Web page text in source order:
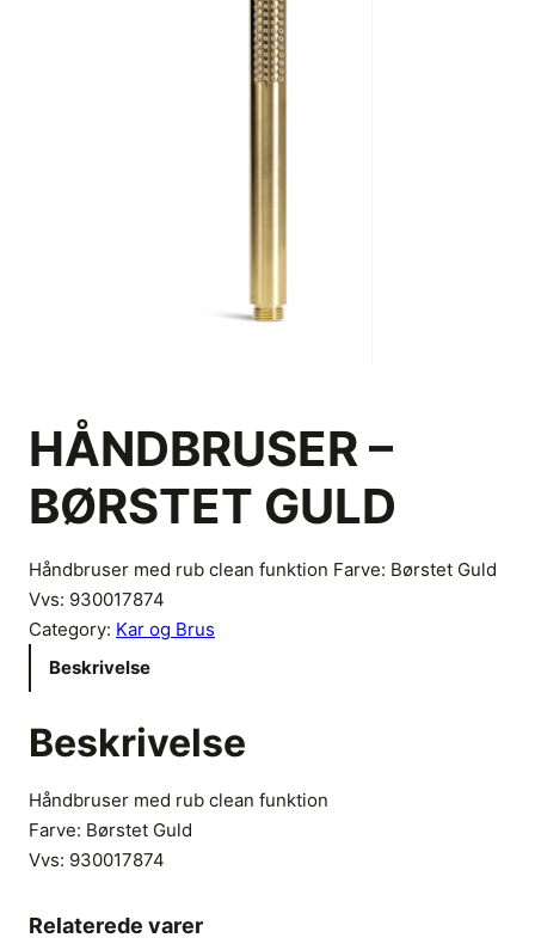
HÅNDBRUSER –
BØRSTET GULD
Håndbruser med rub clean funktion Farve: Børstet Guld
Vvs: 930017874
Category: Kar og Brus
Beskrivelse
Beskrivelse
Håndbruser med rub clean funktion
Farve: Børstet Guld
Vvs: 930017874
Relaterede varer